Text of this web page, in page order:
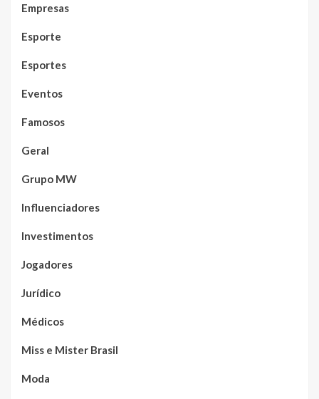
Empresas
Esporte
Esportes
Eventos
Famosos
Geral
Grupo MW
Influenciadores
Investimentos
Jogadores
Jurídico
Médicos
Miss e Mister Brasil
Moda